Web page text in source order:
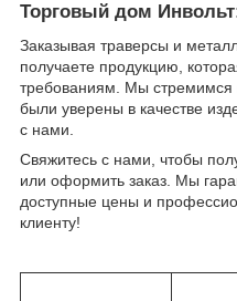
Торговый дом
Заказывая траверсы и
получаете продукцию,
требованиям. Мы стремимся
были уверены в качестве
с нами.
Свяжитесь с нами, чтобы
или оформить заказ. Мы
доступные цены и
клиенту!